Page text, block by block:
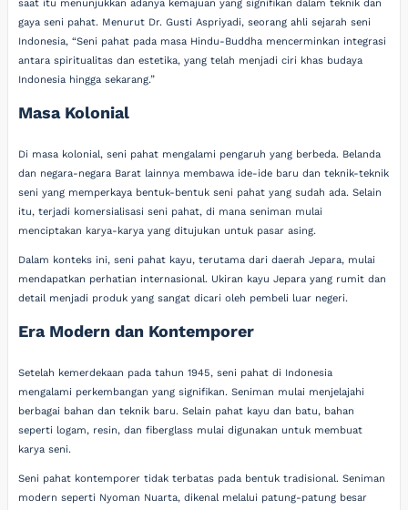
saat itu menunjukkan adanya kemajuan yang signifikan dalam teknik dan
gaya seni pahat. Menurut Dr. Gusti Aspriyadi, seorang ahli sejarah seni
Indonesia, “Seni pahat pada masa Hindu-Buddha mencerminkan integrasi
antara spiritualitas dan estetika, yang telah menjadi ciri khas budaya
Indonesia hingga sekarang.”
Masa Kolonial
Di masa kolonial, seni pahat mengalami pengaruh yang berbeda. Belanda
dan negara-negara Barat lainnya membawa ide-ide baru dan teknik-teknik
seni yang memperkaya bentuk-bentuk seni pahat yang sudah ada. Selain
itu, terjadi komersialisasi seni pahat, di mana seniman mulai
menciptakan karya-karya yang ditujukan untuk pasar asing.
Dalam konteks ini, seni pahat kayu, terutama dari daerah Jepara, mulai
mendapatkan perhatian internasional. Ukiran kayu Jepara yang rumit dan
detail menjadi produk yang sangat dicari oleh pembeli luar negeri.
Era Modern dan Kontemporer
Setelah kemerdekaan pada tahun 1945, seni pahat di Indonesia
mengalami perkembangan yang signifikan. Seniman mulai menjelajahi
berbagai bahan dan teknik baru. Selain pahat kayu dan batu, bahan
seperti logam, resin, dan fiberglass mulai digunakan untuk membuat
karya seni.
Seni pahat kontemporer tidak terbatas pada bentuk tradisional. Seniman
modern seperti Nyoman Nuarta, dikenal melalui patung-patung besar